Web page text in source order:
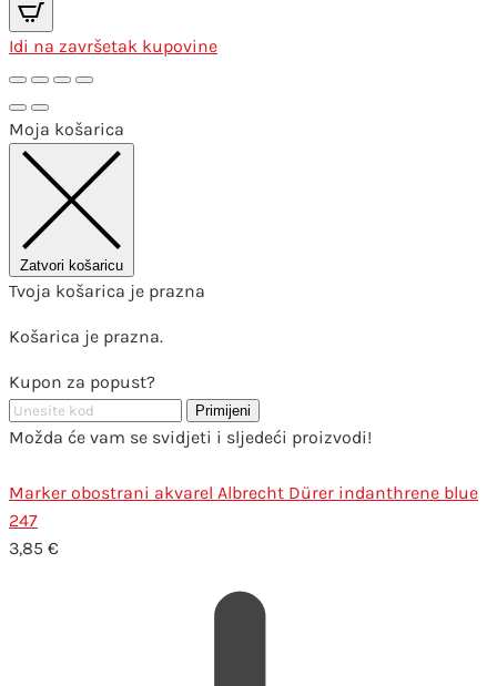
Idi na završetak kupovine
Moja košarica
Zatvori košaricu
Tvoja košarica je prazna
Košarica je prazna.
Kupon za popust?
Primijeni
Možda će vam se svidjeti i sljedeći proizvodi!
Marker obostrani akvarel Albrecht Dürer indanthrene blue
247
3,85 €